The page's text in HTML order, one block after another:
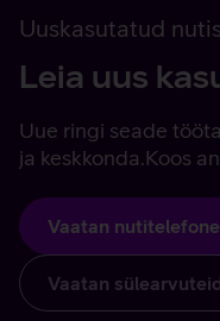
Uuskasutatud
Leia uus
Uue ringi seade
ja keskkonda. Koos
Vaatan nutitelefone
Vaatan